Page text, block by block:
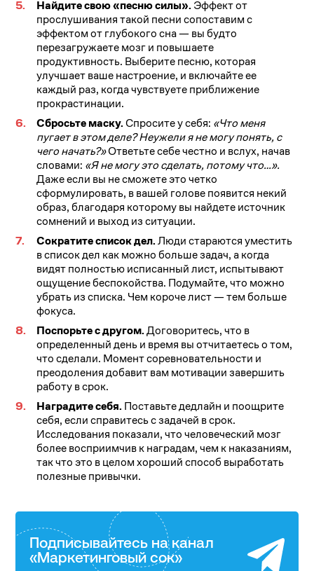
Найдите свою «песню силы». Эффект от
прослушивания такой песни сопоставим с
эффектом от глубокого сна — вы будто
перезагружаете мозг и повышаете
продуктивность. Выберите песню, которая
улучшает ваше настроение, и включайте ее
каждый раз, когда чувствуете приближение
прокрастинации.
Сбросьте маску.Спросите у себя: «Что меня
пугает в этом деле? Неужели я не могу понять, с
чего начать?»Ответьте себе честно и вслух, начав
словами: «Я не могу это сделать, потому что…».
Даже если вы не сможете это четко
сформулировать, в вашей голове появится некий
образ, благодаря которому вы найдете источник
сомнений и выход из ситуации.
Сократите список дел.Люди стараются уместить
в список дел как можно больше задач, а когда
видят полностью исписанный лист, испытывают
ощущение беспокойства. Подумайте, что можно
убрать из списка. Чем короче лист — тем больше
фокуса.
Поспорьте с другом.Договоритесь, что в
определенный день и время вы отчитаетесь о том,
что сделали. Момент соревновательности и
преодоления добавит вам мотивации завершить
работу в срок.
Наградите себя. Поставьте дедлайн и поощрите
себя, если справитесь с задачей в срок.
Исследования показали, что человеческий мозг
более восприимчив к наградам, чем к наказаниям,
так что это в целом хороший способ выработать
полезные привычки.
Подписывайтесь на канал
«Маркетинговый сок»